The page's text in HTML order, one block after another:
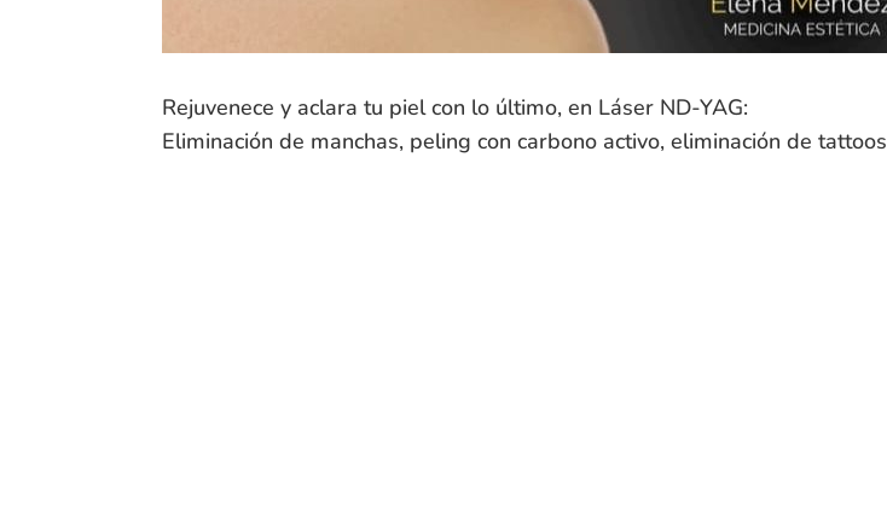
Rejuvenece y aclara tu piel con lo último, en Láser ND-YAG:
Eliminación de manchas, peling con carbono activo, eliminación de tattoos